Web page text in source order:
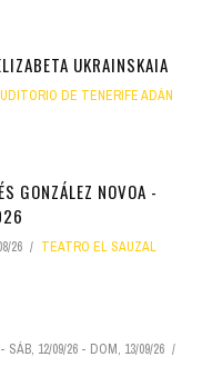
UKRAINSKAIA
DE TENERIFE ADÁN
GONZÁLEZ NOVOA -
26 TEATRO EL SAUZAL
- SÁB, 12/09/26 - DOM, 13/09/26